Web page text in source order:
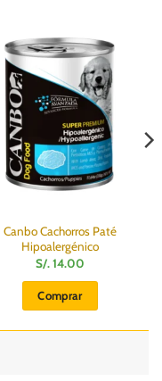
Canbo Cachorros Paté
Hipoalergénico
S/.14.00
Comprar